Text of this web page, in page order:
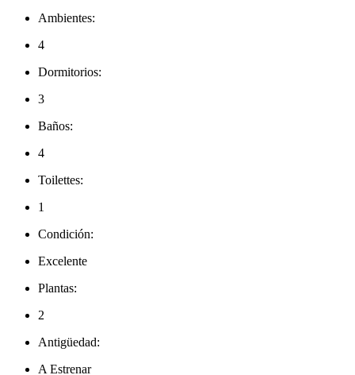
Ambientes:
4
Dormitorios:
3
Baños:
4
Toilettes:
1
Condición:
Excelente
Plantas:
2
Antigüedad:
A Estrenar